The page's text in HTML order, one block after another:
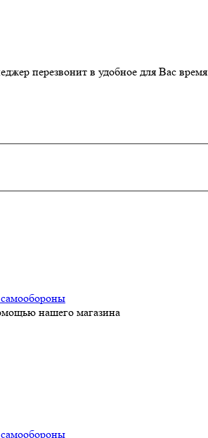
перезвонит в удобное для Вас время.
нашего магазина